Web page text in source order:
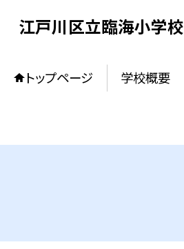
江戸川区立臨海小学校
トップページ 学校概要